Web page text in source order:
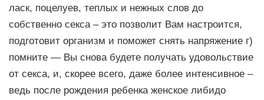
ласк, поцелуев, теплых и нежных слов до
собственно секса – это позволит Вам настроится,
подготовит организм и поможет снять напряжение г)
помните — Вы снова будете получать удовольствие
от секса, и, скорее всего, даже более интенсивное –
ведь после рождения ребенка женское либидо